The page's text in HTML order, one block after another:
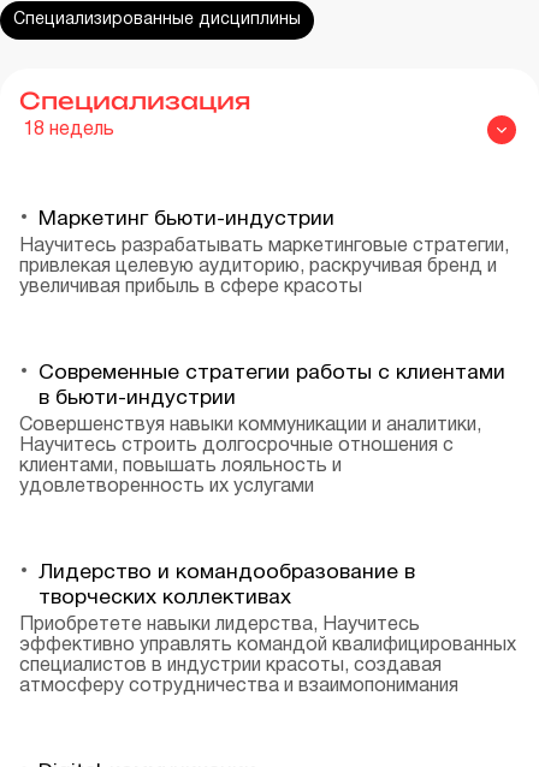
Специализированные дисциплины
Специализация
18 недель
Маркетинг бьюти-индустрии
Научитесь разрабатывать маркетинговые стратегии,
привлекая целевую аудиторию, раскручивая бренд и
увеличивая прибыль в сфере красоты
Современные стратегии работы с клиентами
в бьюти-индустрии
Совершенствуя навыки коммуникации и аналитики,
Научитесь строить долгосрочные отношения с
клиентами, повышать лояльность и
удовлетворенность их услугами
Лидерство и командообразование в
творческих коллективах
Приобретете навыки лидерства, Научитесь
эффективно управлять командой квалифицированных
специалистов в индустрии красоты, создавая
атмосферу сотрудничества и взаимопонимания